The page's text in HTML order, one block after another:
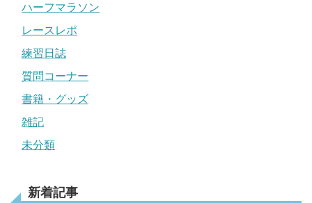
ハーフマラソン
レースレポ
練習日誌
質問コーナー
書籍・グッズ
雑記
未分類
新着記事